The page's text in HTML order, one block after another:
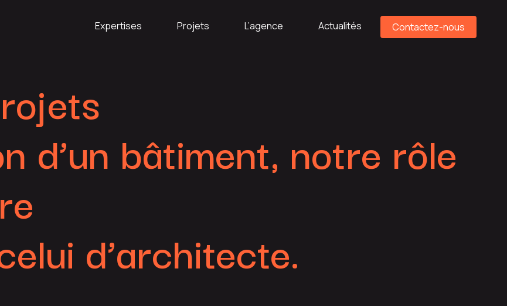
Contactez-nous
Expertises Projets L’agence Actualités
d’un bâtiment, notre rôle
d’architecte.